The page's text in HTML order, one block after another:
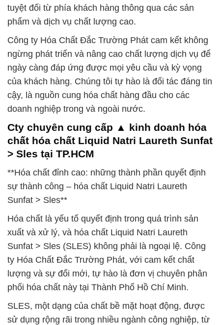
tuyệt đối từ phía khách hàng thông qua các sản
phẩm và dịch vụ chất lượng cao.
Công ty Hóa Chất Đắc Trường Phát cam kết không
ngừng phát triển và nâng cao chất lượng dịch vụ để
ngày càng đáp ứng được mọi yêu cầu và kỳ vọng
của khách hàng. Chúng tôi tự hào là đối tác đáng tin
cậy, là nguồn cung hóa chất hàng đầu cho các
doanh nghiệp trong và ngoài nước.
Cty chuyên cung cấp ▲ kinh doanh hóa
chất hóa chất Liquid Natri Laureth Sunfat
> Sles tại TP.HCM
**Hóa chất đỉnh cao: những thành phần quyết định
sự thành công – hóa chất Liquid Natri Laureth
Sunfat > Sles**
Hóa chất là yếu tố quyết định trong quá trình sản
xuất và xử lý, và hóa chất Liquid Natri Laureth
Sunfat > Sles (SLES) không phải là ngoại lệ. Công
ty Hóa Chất Đắc Trường Phát, với cam kết chất
lượng và sự đổi mới, tự hào là đơn vị chuyên phân
phối hóa chất này tại Thành Phố Hồ Chí Minh.
SLES, một dạng của chất bề mặt hoạt động, được
sử dụng rộng rãi trong nhiều ngành công nghiệp, từ